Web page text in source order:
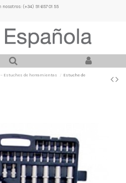
nosotros: (+34) 91 657 01 55
- Estuches de herramientas
Estuche de